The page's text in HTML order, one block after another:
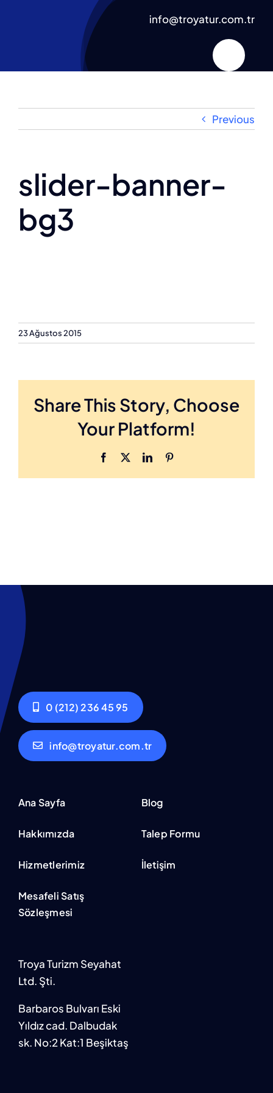
info@troyatur.com.tr
Previous
slider-banner-
bg3
23 Ağustos 2015
Share This Story, Choose
Your Platform!
Facebook LinkedIn
0 (212) 236 45 95
info@troyatur.com.tr
Ana Sayfa
Hakkımızda
Hizmetlerimiz
Mesafeli Satış
Sözleşmesi
Blog
Talep Formu
İletişim
Troya Turizm Seyahat
Ltd. Şti.
Barbaros Bulvarı Eski
Yıldız cad. Dalbudak
sk. No:2 Kat:1 Beşiktaş